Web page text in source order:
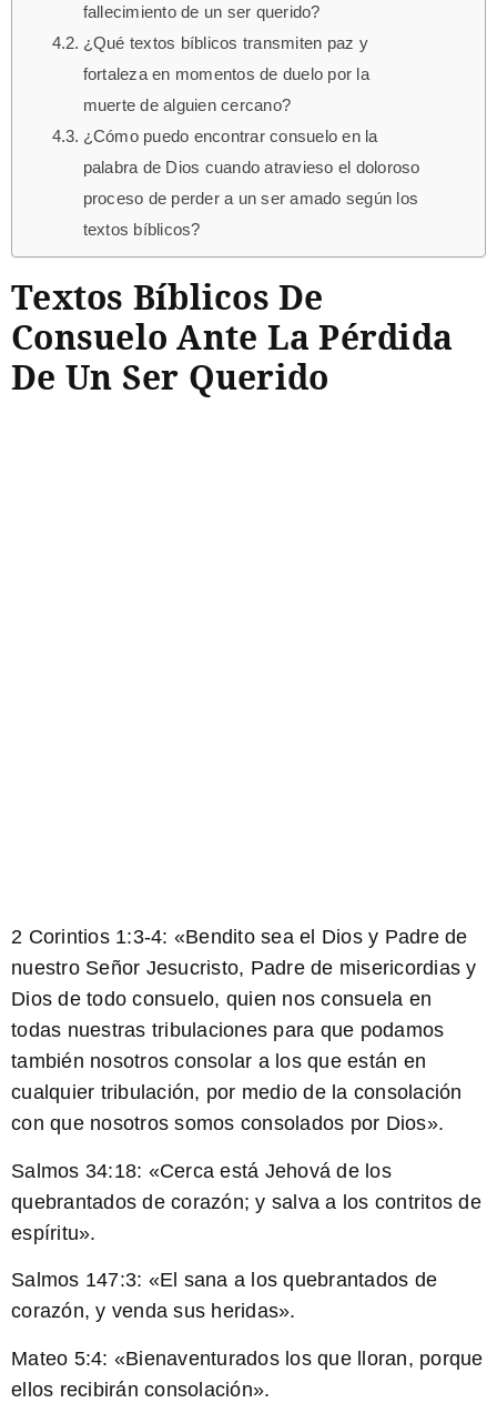
fallecimiento de un ser querido?
¿Qué textos bíblicos transmiten paz y
fortaleza en momentos de duelo por la
muerte de alguien cercano?
¿Cómo puedo encontrar consuelo en la
palabra de Dios cuando atravieso el doloroso
proceso de perder a un ser amado según los
textos bíblicos?
Textos Bíblicos De
Consuelo Ante La Pérdida
De Un Ser Querido
2 Corintios 1:3-4: «Bendito sea el Dios y Padre de
nuestro Señor Jesucristo, Padre de misericordias y
Dios de todo consuelo, quien nos consuela en
todas nuestras tribulaciones para que podamos
también nosotros consolar a los que están en
cualquier tribulación, por medio de la consolación
con que nosotros somos consolados por Dios».
Salmos 34:18: «Cerca está Jehová de los
quebrantados de corazón; y salva a los contritos de
espíritu».
Salmos 147:3: «El sana a los quebrantados de
corazón, y venda sus heridas».
Mateo 5:4: «Bienaventurados los que lloran, porque
ellos recibirán consolación».